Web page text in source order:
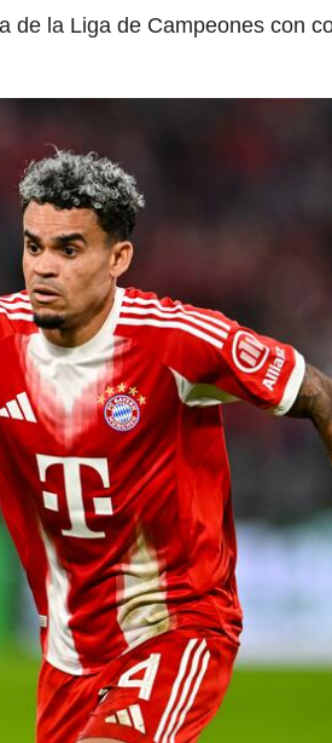
de la Liga de Campeones con